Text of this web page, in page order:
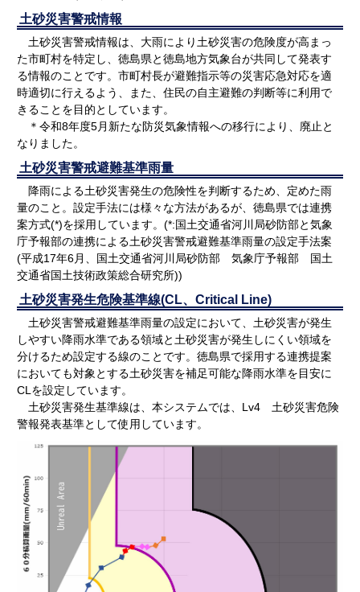
土砂災害警戒情報
土砂災害警戒情報は、大雨により土砂災害の危険度が高まっ
た市町村を特定し、徳島県と徳島地方気象台が共同して発表す
る情報のことです。市町村長が避難指示等の災害応急対応を適
時適切に行えるよう、また、住民の自主避難の判断等に利用で
きることを目的としています。
＊令和8年度5月新たな防災気象情報への移行により、廃止と
なりました。
土砂災害警戒避難基準雨量
降雨による土砂災害発生の危険性を判断するため、定めた雨
量のこと。設定手法には様々な方法があるが、徳島県では連携
案方式(*)を採用しています。(*:国土交通省河川局砂防部と気象
庁予報部の連携による土砂災害警戒避難基準雨量の設定手法案
(平成17年6月、国土交通省河川局砂防部 気象庁予報部 国土
交通省国土技術政策総合研究所))
土砂災害発生危険基準線(CL、Critical Line)
土砂災害警戒避難基準雨量の設定において、土砂災害が発生
しやすい降雨水準である領域と土砂災害が発生しにくい領域を
分けるため設定する線のことです。徳島県で採用する連携提案
においても対象とする土砂災害を補足可能な降雨水準を目安に
CLを設定しています。
土砂災害発生基準線は、本システムでは、Lv4 土砂災害危険
警報発表基準として使用しています。